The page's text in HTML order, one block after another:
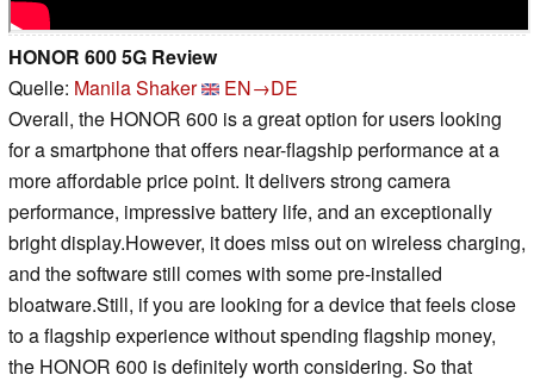
HONOR 600 5G Review
Quelle: Manila Shaker
EN→DE
Overall, the HONOR 600 is a great option for users looking
for a smartphone that offers near-flagship performance at a
more affordable price point. It delivers strong camera
performance, impressive battery life, and an exceptionally
bright display.However, it does miss out on wireless charging,
and the software still comes with some pre-installed
bloatware.Still, if you are looking for a device that feels close
to a flagship experience without spending flagship money,
the HONOR 600 is definitely worth considering. So that